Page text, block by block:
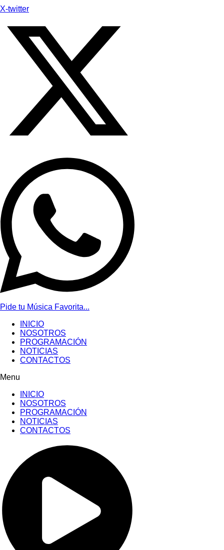
X-twitter
Pide tu Música Favorita...
INICIO
NOSOTROS
PROGRAMACIÓN
NOTICIAS
CONTACTOS
Menu
INICIO
NOSOTROS
PROGRAMACIÓN
NOTICIAS
CONTACTOS